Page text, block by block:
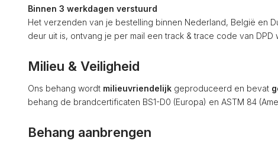
Binnen 3 werkdagen verstuurd
Het verzenden van je bestelling binnen Nederland, België en
deur uit is, ontvang je per mail een track & trace code van
Milieu & Veiligheid
Ons behang wordt milieuvriendelijk geproduceerd en bevat
behang de brandcertificaten BS1-D0 (Europa) en ASTM 84
Behang aanbrengen